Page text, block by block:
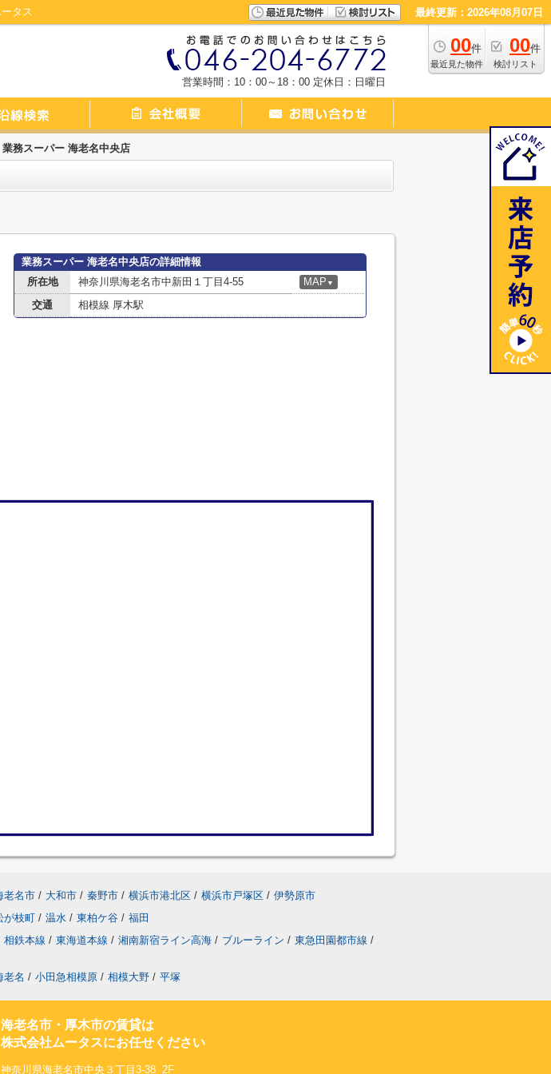
タス 最終更新：2026年08月07日
00件
最近見た物件
00件
検討リスト
営業時間：10：00～18：00 定休日：日曜日
業務スーパー 海老名中央店
業務スーパー 海老名中央店の詳細情報
所在地
神奈川県海老名市中新田１丁目4-55 MAP ▼
交通 相模線 厚木駅
老名市 / 大和市 / 秦野市 / 横浜市港北区 / 横浜市戸塚区 / 伊勢原市
が枝町 / 温水 / 東柏ケ谷 / 福田
相鉄本線 / 東海道本線 / 湘南新宿ライン高海 / ブルーライン / 東急田園都市線 /
老名 / 小田急相模原 / 相模大野 / 平塚
海老名市・厚木市の賃貸は
株式会社ムータスにお任せください
神奈川県海老名市中央３丁目3-38 2F